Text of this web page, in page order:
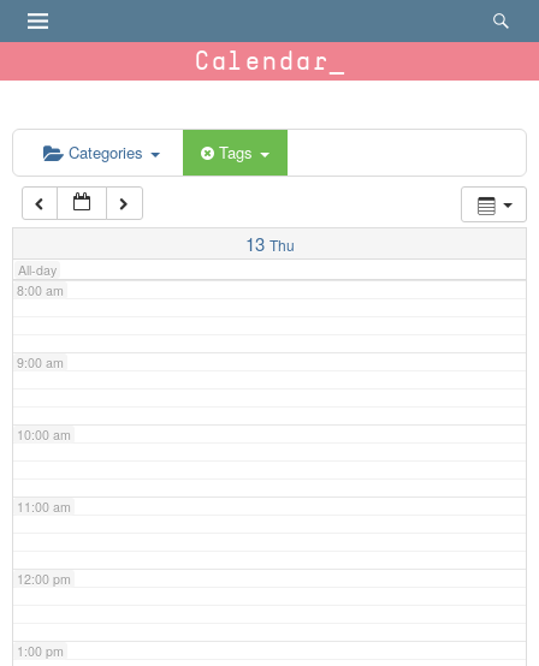
Calendar
Categories Tags
13 Thu
All-day
6:00 am
7:00 am
8:00 am
9:00 am
10:00 am
11:00 am
12:00 pm
1:00 pm